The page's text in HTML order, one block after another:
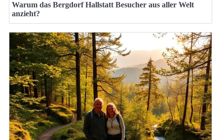
Warum das Bergdorf Hallstatt Besucher aus aller Welt
anzieht?